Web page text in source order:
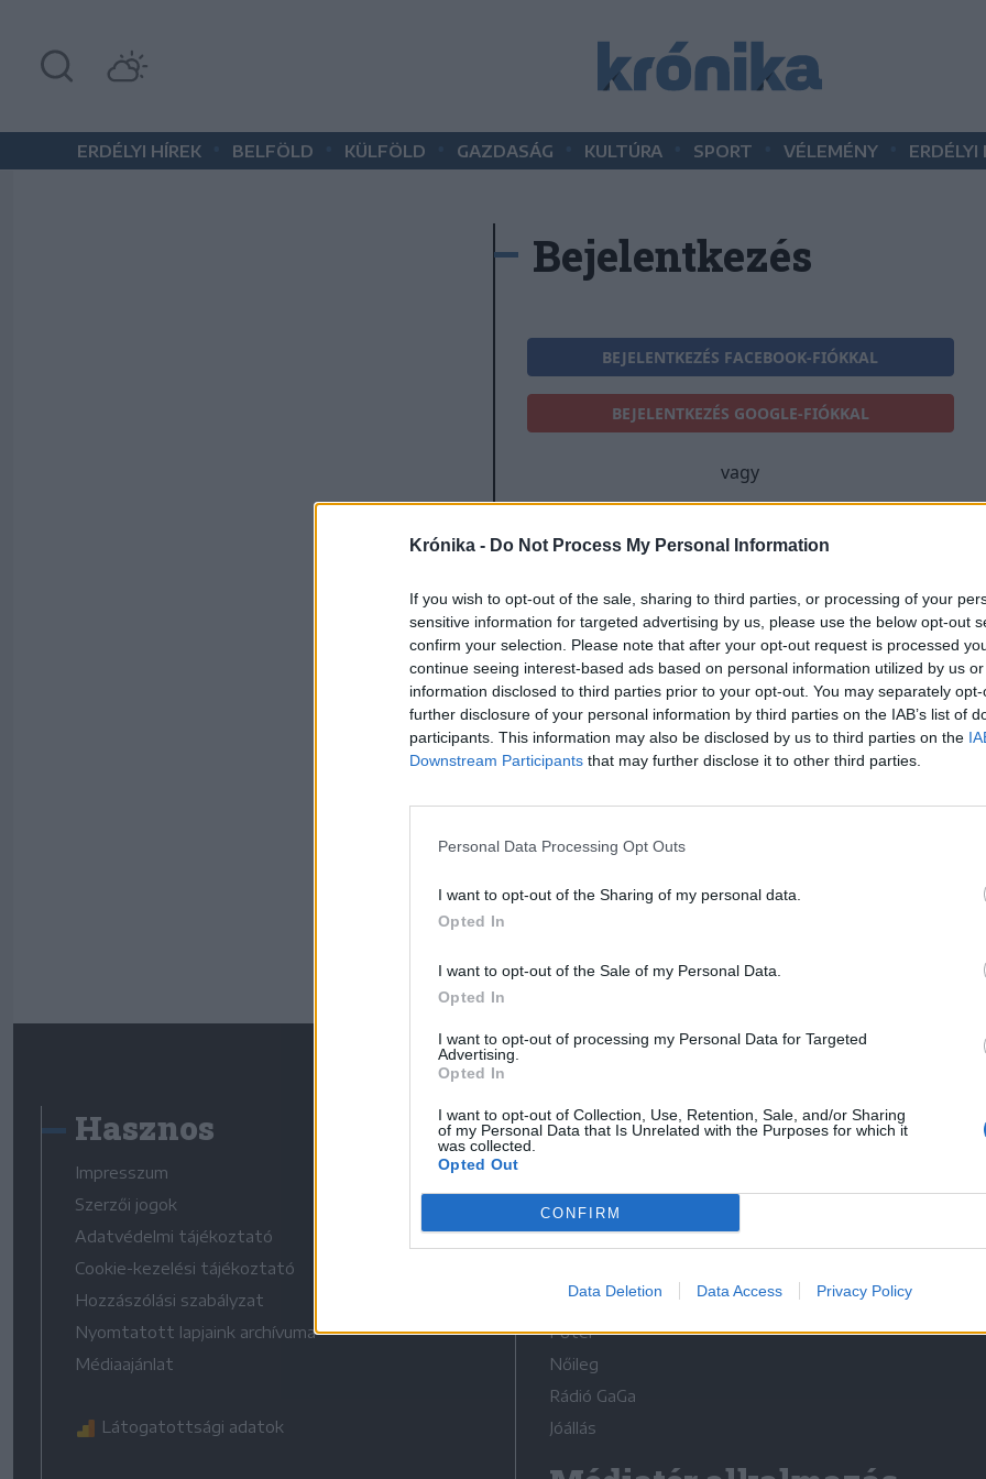
Krónika - Do Not Process My Personal Information
If you wish to opt-out of the sale, sharing to third parties, or processing of your
sensitive information for targeted advertising by us, please use the below opt-out
confirm your selection. Please note that after your opt-out request is processed
continue seeing interest-based ads based on personal information utilized by us
information disclosed to third parties prior to your opt-out. You may separately
further disclosure of your personal information by third parties on the IAB’s list of
participants. This information may also be disclosed by us to third parties on the
Downstream Participants that may further disclose it to other third parties.
Personal Data Processing Opt Outs
I want to opt-out of the Sharing of my personal data.
Opted In
I want to opt-out of the Sale of my Personal Data.
Opted In
I want to opt-out of processing my Personal Data for Targeted
Advertising.
Opted In
I want to opt-out of Collection, Use, Retention, Sale, and/or Sharing
of my Personal Data that Is Unrelated with the Purposes for which it
was collected.
Opted Out
CONFIRM
Data Deletion Data Access Privacy Policy
ERDÉLYI HÍREK BELFÖLD KÜLFÖLD GAZDASÁG KULTÚRA SPORT VÉLEMÉNY ERDÉLYI
Bejelentkezés
BEJELENTKEZÉS FACEBOOK-FIÓKKAL
BEJELENTKEZÉS GOOGLE-FIÓKKAL
vagy
Jelszó
Elfelejtette a jelszavát?
Regisztráció
Hasznos
Impresszum
Szerzői jogok
Adatvédelmi tájékoztató
Cookie-kezelési tájékoztató
Hozzászólási szabályzat
Nyomtatott lapjaink archívuma
Médiaajánlat
Látogatottsági adatok
Médiatér
Székely Sport
Liget
Erdélyi Napló
Főtér
Nőileg
Rádió GaGa
Jóállás